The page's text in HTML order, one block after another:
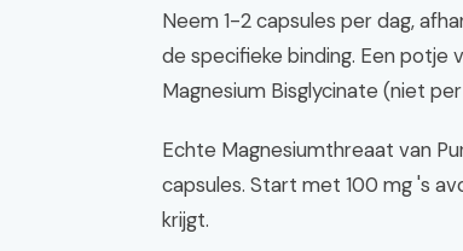
Neem 1-2 capsules per dag,
de specifieke binding. Een potje
Magnesium Bisglycinate (niet
Echte Magnesiumthreaat van
capsules. Start met 100 mg 's
krijgt.